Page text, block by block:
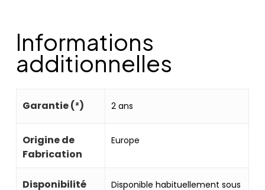
Informations
additionnelles
Garantie (²) 2 ans
Origine de
Fabrication
Europe
Disponibilité
Disponible habituellement sous